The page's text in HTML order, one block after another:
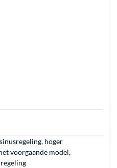
hoger
voorgaande model,